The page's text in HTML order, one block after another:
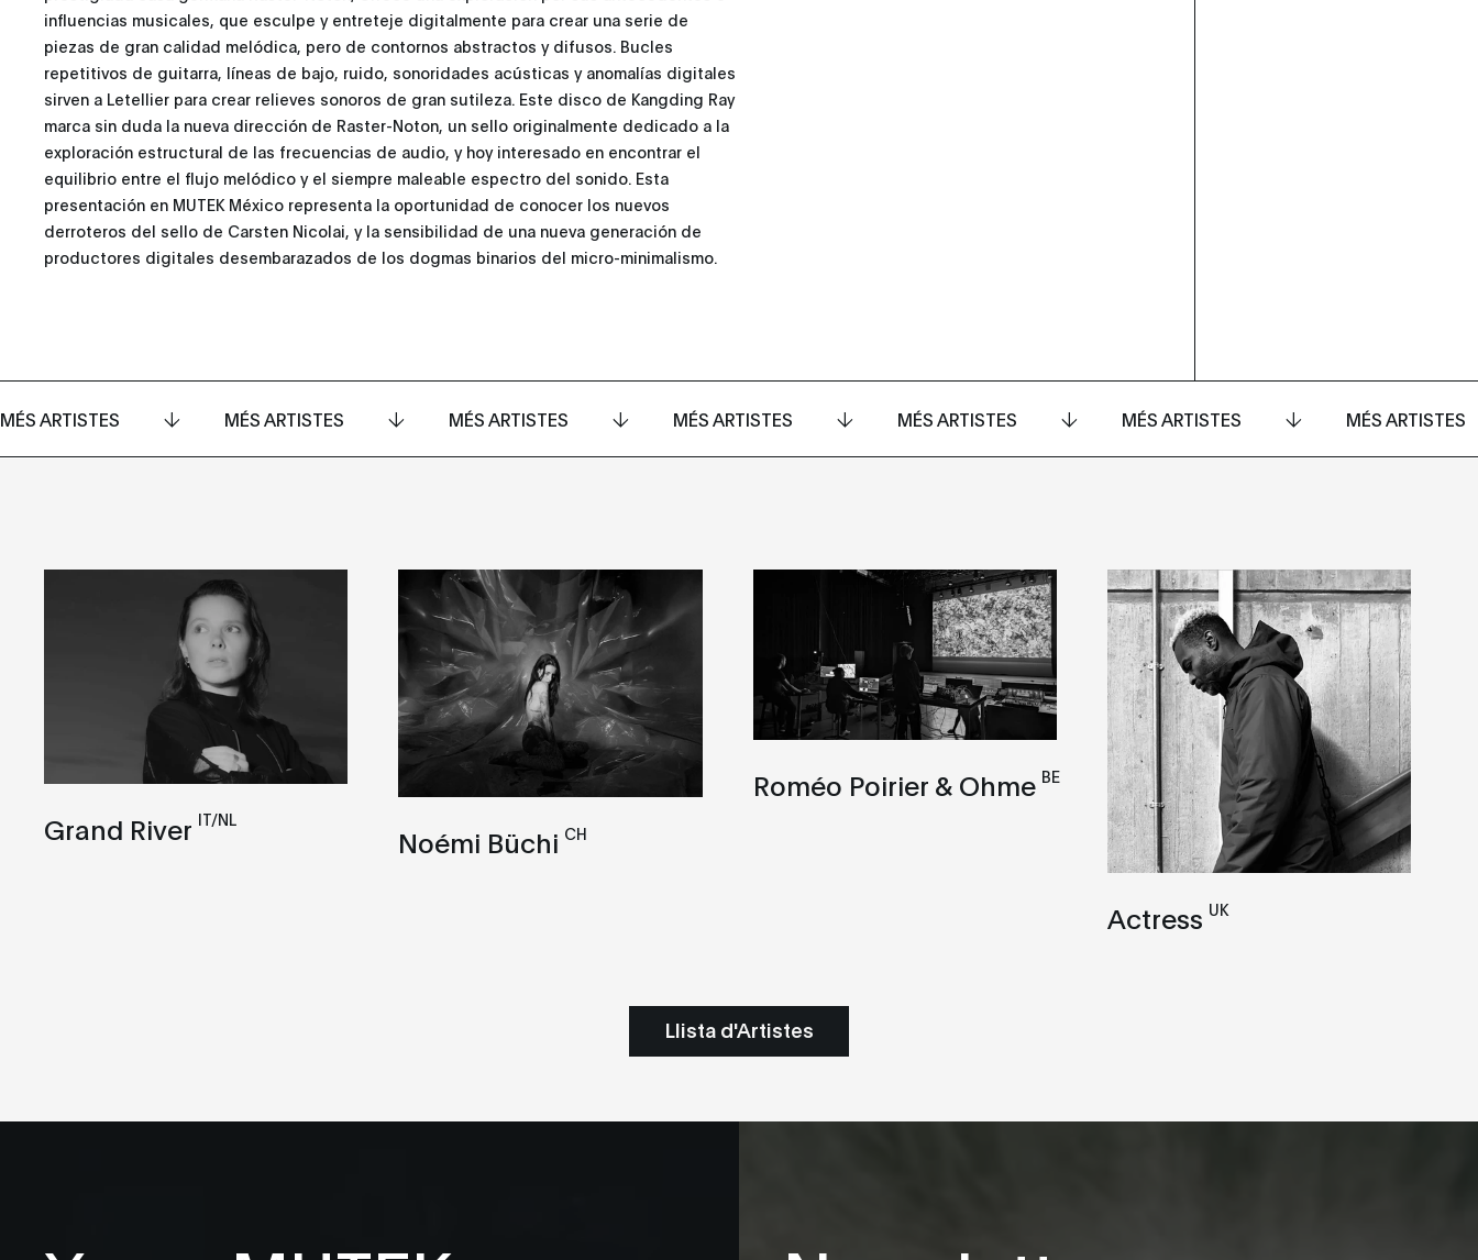
influencias musicales, que esculpe y entreteje digitalmente para crear una serie de
piezas de gran calidad melódica, pero de contornos abstractos y difusos. Bucles
repetitivos de guitarra, líneas de bajo, ruido, sonoridades acústicas y anomalías digitales
sirven a Letellier para crear relieves sonoros de gran sutileza. Este disco de Kangding Ray
marca sin duda la nueva dirección de Raster-Noton, un sello originalmente dedicado a la
exploración estructural de las frecuencias de audio, y hoy interesado en encontrar el
equilibrio entre el flujo melódico y el siempre maleable espectro del sonido. Esta
presentación en MUTEK México representa la oportunidad de conocer los nuevos
derroteros del sello de Carsten Nicolai, y la sensibilidad de una nueva generación de
productores digitales desembarazados de los dogmas binarios del micro-minimalismo.
MÉS ARTISTES MÉS ARTISTES MÉS ARTISTES MÉS ARTISTES MÉS ARTISTES MÉS ARTISTES MÉS ARTISTES
Grand River IT/NL
Noémi Büchi CH
Roméo Poirier & Ohme BE
Actress UK
Llista d'Artistes